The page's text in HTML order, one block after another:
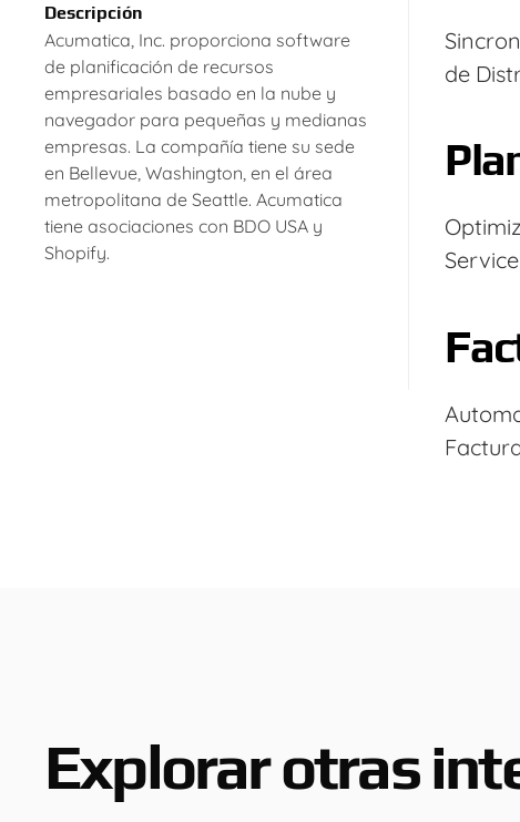
Descripción
Acumatica, Inc. proporciona software
de planificación de recursos
empresariales basado en la nube y
navegador para pequeñas y medianas
empresas. La compañía tiene su sede
en Bellevue, Washington, en el área
metropolitana de Seattle. Acumatica
tiene asociaciones con BDO USA y
Shopify.
de
Explorar otras